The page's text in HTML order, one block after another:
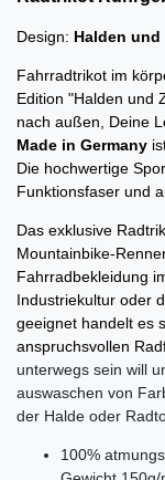
Design: Halden und
Fahrradtrikot im
Edition "Halden und
nach außen, Deine
Made in Germany
Die hochwertige
Funktionsfaser und
Das exklusive
Mountainbike-
Fahrradbekleidung
Industriekultur oder
geeignet handelt es
anspruchsvollen
unterwegs sein will
auswaschen von
der Halde oder
100%